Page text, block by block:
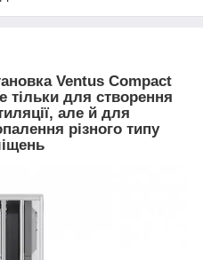
Ventus Compact
тільки для створення
але й для
різного типу